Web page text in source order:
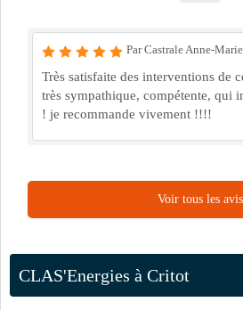
Par Castrale Anne-Marie
Très satisfaite des interventions de
très sympathique, compétente, qui
! je recommande vivement !!!!
Voir tous les avis
CLAS'Energies à Critot